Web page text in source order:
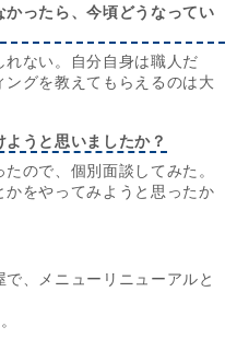
ったら、今頃どうなってい
ない。自分自身は職人だ
グを教えてもらえるのは大
うと思いましたか？
ので、個別面談してみた。
をやってみようと思ったか
、メニューリニューアルと